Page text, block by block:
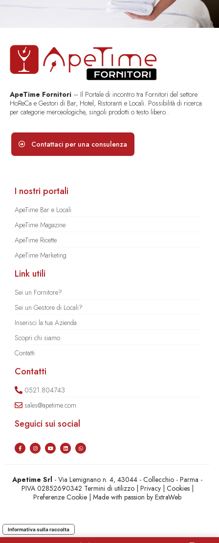
ApeTime Fornitori – Il Portale di incontro tra Fornitori del settore
HoReCa e Gestori di Bar, Hotel, Ristoranti e Locali. Possibilità di ricerca
per categorie merceologiche, singoli prodotti o testo libero..
Contattaci per una consulenza
I nostri portali
ApeTime Bar e Locali
ApeTime Magazine
ApeTime Ricette
ApeTime Marketing
Link utili
Sei un Fornitore?
Sei un Gestore di Locali?
Inserisci la tua Azienda
Scopri chi siamo
Contatti
Contatti
0521.804743
sales@apetime.com
Seguici sui social
Apetime Srl - Via Lemignano n. 4, 43044 - Collecchio - Parma -
PIVA 02852690342 Termini di utilizzo| Privacy| Cookies|
Preferenze Cookie | Made with passion byExtraWeb
Informativa sulla raccolta